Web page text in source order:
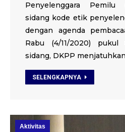
Penyelenggara Pemilu
sidang kode etik
dengan agenda
Rabu (4/11/2020)
sidang, DKPP
SELENGKAPNYA
Aktivitas